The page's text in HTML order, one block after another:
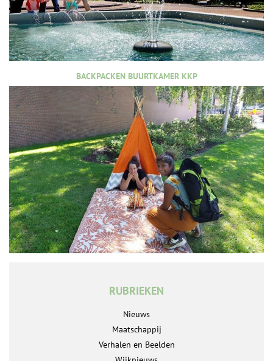
BACKPACKEN BUURTKAMER KKP
RUBRIEKEN
Nieuws
Maatschappij
Verhalen en Beelden